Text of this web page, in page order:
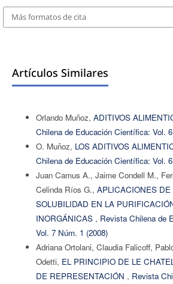
Más formatos de cita
Artículos Similares
Orlando Muñoz, ADITIVOS
Chilena de Educación Científica: Vol.
O. Muñoz, LOS ADITIVOS
Chilena de Educación Científica: Vol.
Juan Camus A., Jaime Condell M.,
Celinda Ríos G., APLICACIONES
SOLUBILIDAD EN LA
INORGÁNICAS , Revista Chilena de
Vol. 7 Núm. 1 (2008)
Adriana Ortolani, Claudia Falicoff,
Odetti, EL PRINCIPIO DE LE
DE REPRESENTACIÓN , Revista